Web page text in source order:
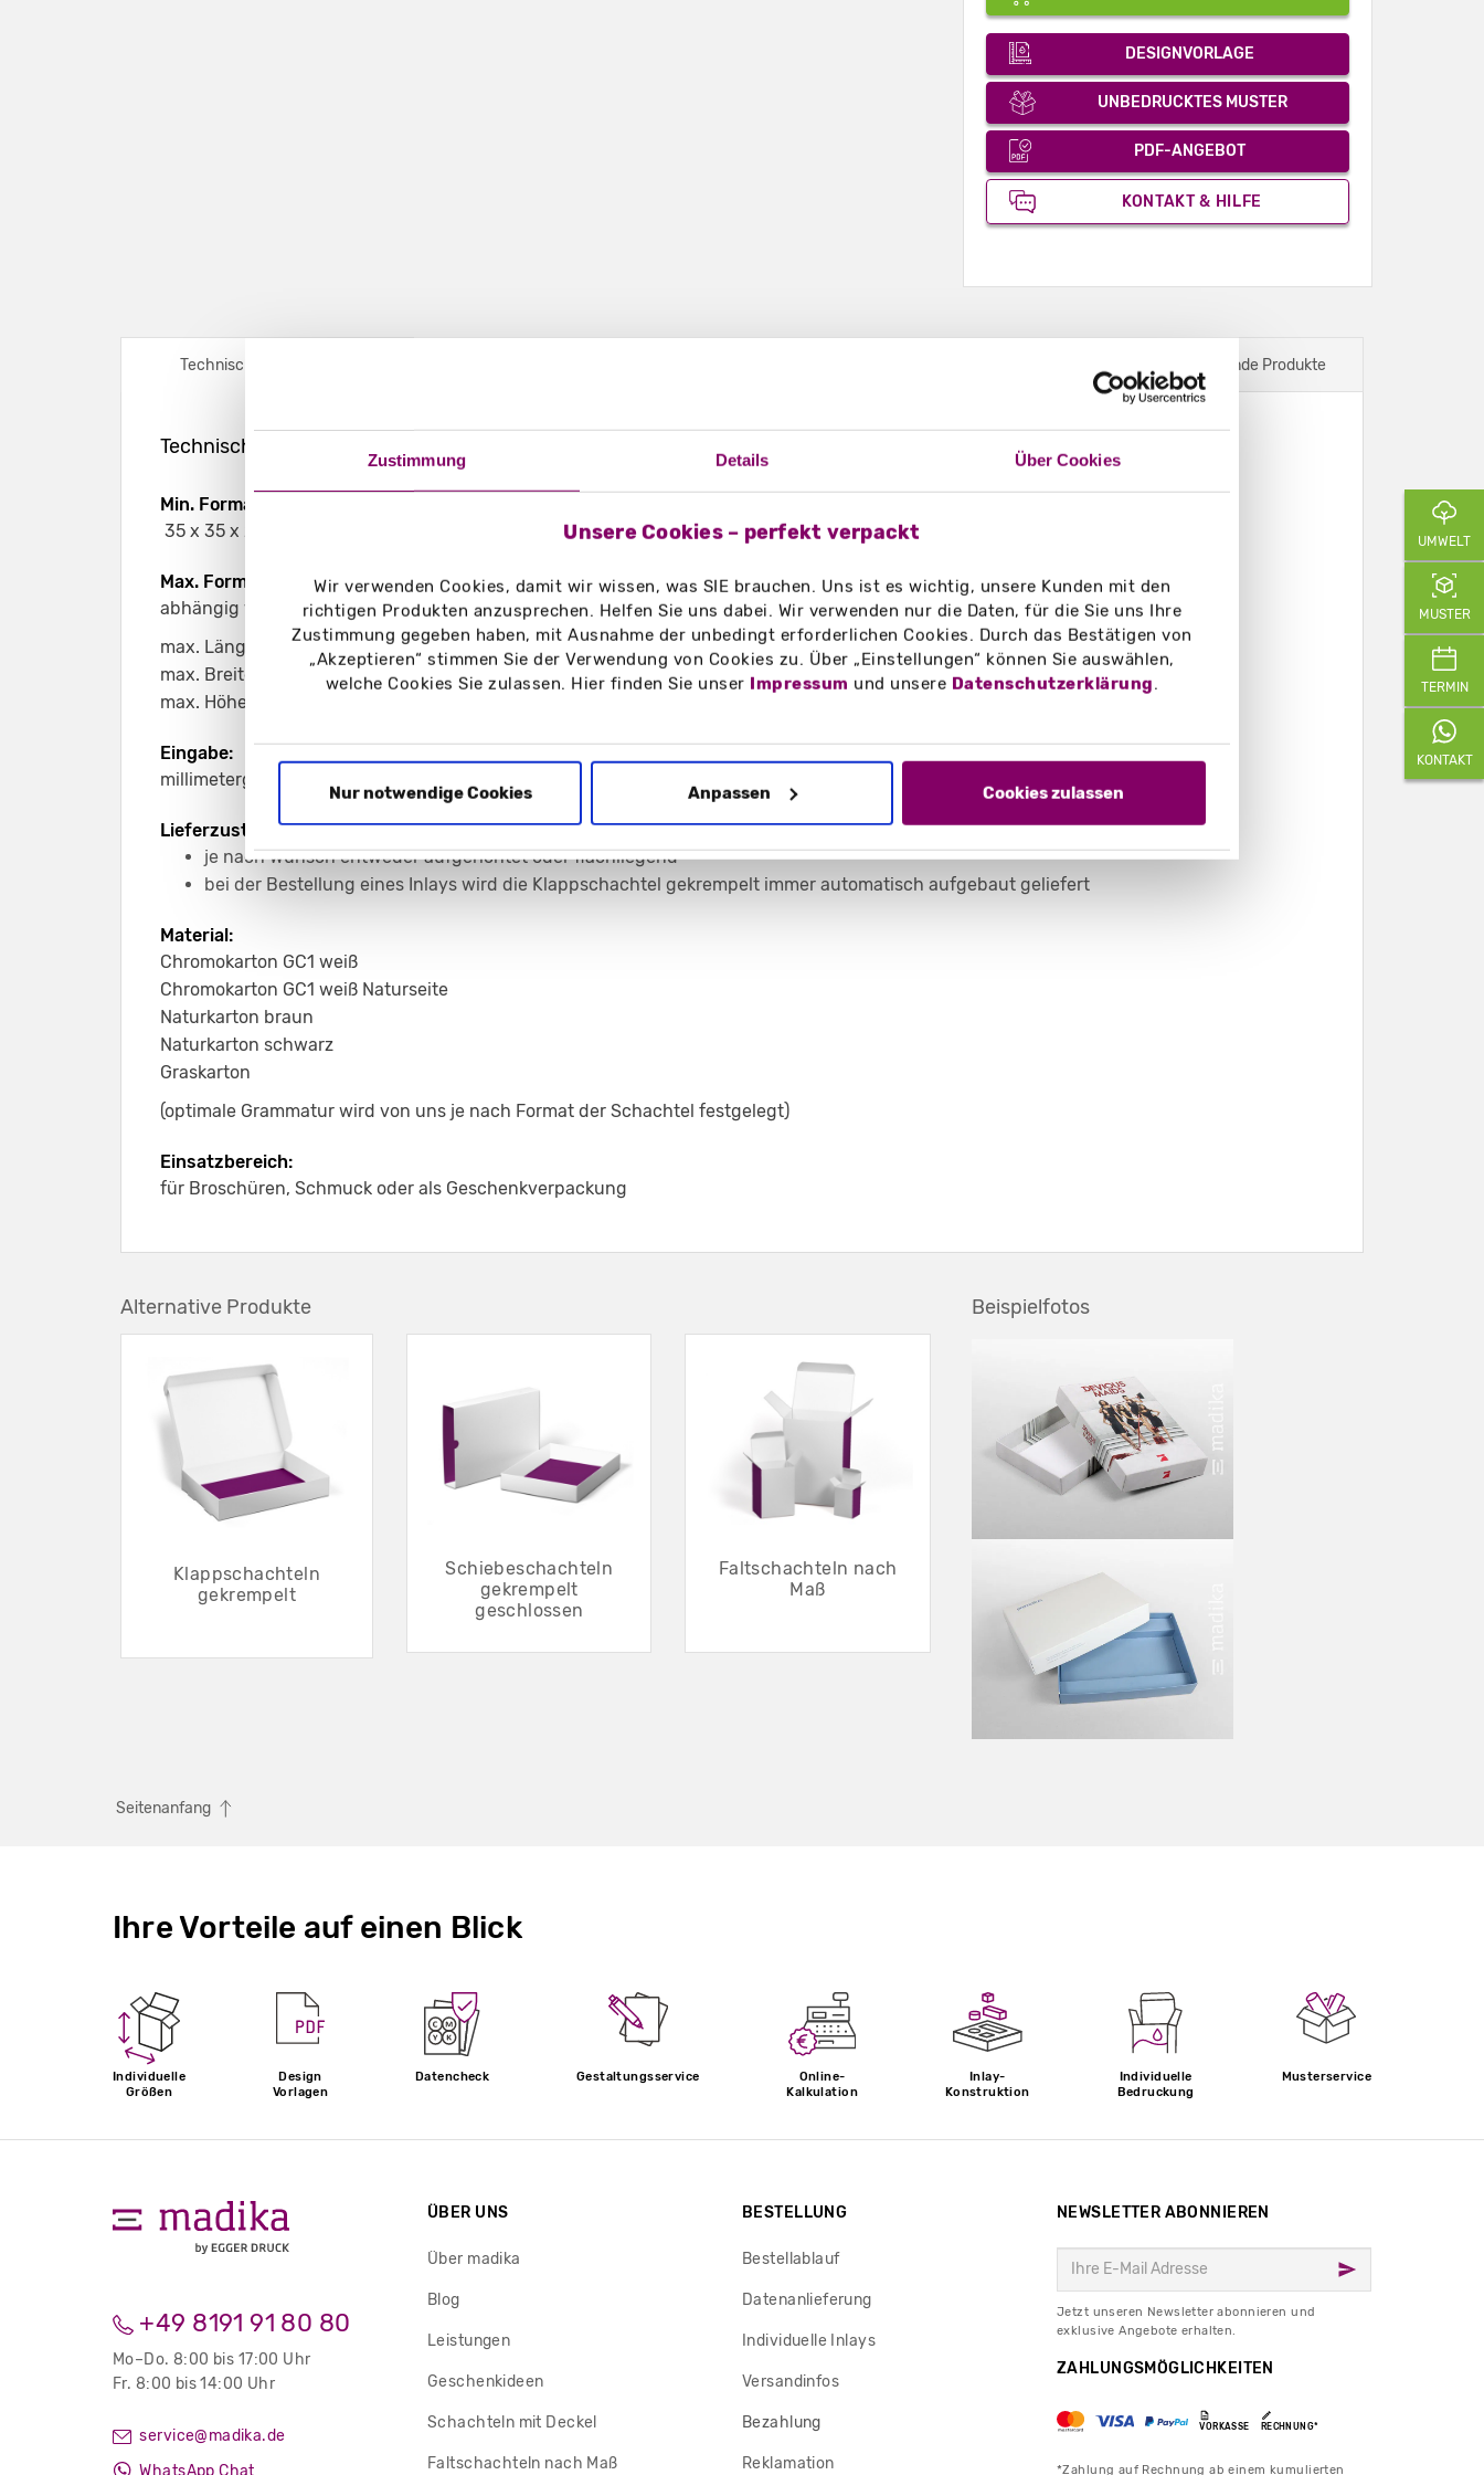
Zustimmung Details Über Cookies
Unsere Cookies – perfekt verpackt
Wir verwenden Cookies, damit wir wissen, was SIE brauchen. Uns ist es wichtig, unsere Kunden mit den
richtigen Produkten anzusprechen. Helfen Sie uns dabei. Wir verwenden nur die Daten, für die Sie uns Ihre
Zustimmung gegeben haben, mit Ausnahme der unbedingt erforderlichen Cookies. Durch das Bestätigen von
„Akzeptieren“ stimmen Sie der Verwendung von Cookies zu. Über „Einstellungen“ können Sie auswählen,
welche Cookies Sie zulassen. Hier finden Sie unser Impressum und unsere Datenschutzerklärung.
Nur notwendige Cookies Anpassen Cookies zulassen
DESIGNVORLAGE
UNBEDRUCKTES MUSTER
PDF-ANGEBOT
KONTAKT & HILFE
Technische Daten Dazu passende Produkte
Technische Daten – Stülpschachteln gekrempelt nach Maß
Min. Format:
35 x 35 x 20 mm.
Max. Format:
abhängig von der Kombination der drei eingegebenen Maße
max. Länge: 595 mm
max. Breite: 595 mm
max. Höhe: 110 mm
Eingabe:
millimetergenau
Lieferzustand:
je nach Wunsch entweder aufgerichtet oder flachliegend
bei der Bestellung eines Inlays wird die Klappschachtel gekrempelt immer automatisch aufgebaut geliefert
Material:
Chromokarton GC1 weiß
Chromokarton GC1 weiß Naturseite
Naturkarton braun
Naturkarton schwarz
Graskarton
(optimale Grammatur wird von uns je nach Format der Schachtel festgelegt)
Einsatzbereich:
für Broschüren, Schmuck oder als Geschenkverpackung
Alternative Produkte
Klappschachteln
gekrempelt
Schiebeschachteln
gekrempelt
geschlossen
Faltschachteln nach
Maß
Beispielfotos
Seitenanfang
Ihre Vorteile auf einen Blick
Individuelle
Größen
Design
Vorlagen
Datencheck Gestaltungsservice
Online-
Kalkulation
Inlay-
Konstruktion
Individuelle
Bedruckung
Musterservice
+49 8191 91 80 80
Mo–Do. 8:00 bis 17:00 Uhr
Fr. 8:00 bis 14:00 Uhr
service@madika.de
WhatsApp Chat
ÜBER UNS
Über madika
Blog
Leistungen
Geschenkideen
Schachteln mit Deckel
Faltschachteln nach Maß
BESTELLUNG
Bestellablauf
Datenanlieferung
Individuelle Inlays
Versandinfos
Bezahlung
Reklamation
NEWSLETTER ABONNIEREN
Jetzt unseren Newsletter abonnieren und
exklusive Angebote erhalten.
ZAHLUNGSMÖGLICHKEITEN
VORKASSE RECHNUNG*
*Zahlung auf Rechnung ab einem kumulierten
UMWELT
MUSTER
TERMIN
KONTAKT